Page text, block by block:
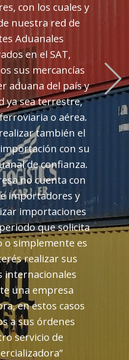
con los cuales y
nuestra red de
Aduanales
en el SAT,
sus mercancías
aduana del país y
ya sea terrestre,
o aérea.
también el
con su
de confianza.
no cuenta con
importadores y
importaciones
que solicita
o simplemente es
realizar sus
internacionales
una empresa
en estos casos
a sus órdenes
servicio de